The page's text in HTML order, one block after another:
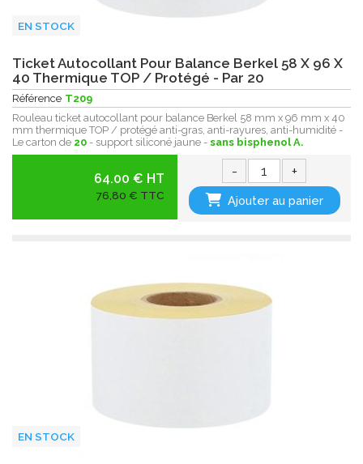
EN STOCK
Ticket Autocollant Pour Balance Berkel 58 X 96 X
40 Thermique TOP / Protégé - Par 20
Référence T209
Rouleau ticket autocollant pour balance Berkel 58 mm x 96 mm x 40
mm thermique TOP / protégé anti-gras, anti-rayures, anti-humidité -
Le carton de 20 - support siliconé jaune - sans bisphenol A.
64.00 € HT
76,80 € TTC
- +
Ajouter au panier
EN STOCK